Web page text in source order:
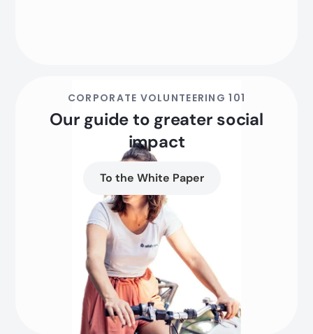
CORPORATE VOLUNTEERING 101
Our guide to greater social
impact
To the White Paper